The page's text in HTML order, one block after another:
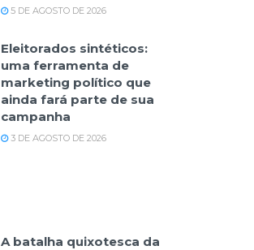
5 DE AGOSTO DE 2026
Eleitorados sintéticos:
uma ferramenta de
marketing político que
ainda fará parte de sua
campanha
3 DE AGOSTO DE 2026
A batalha quixotesca da